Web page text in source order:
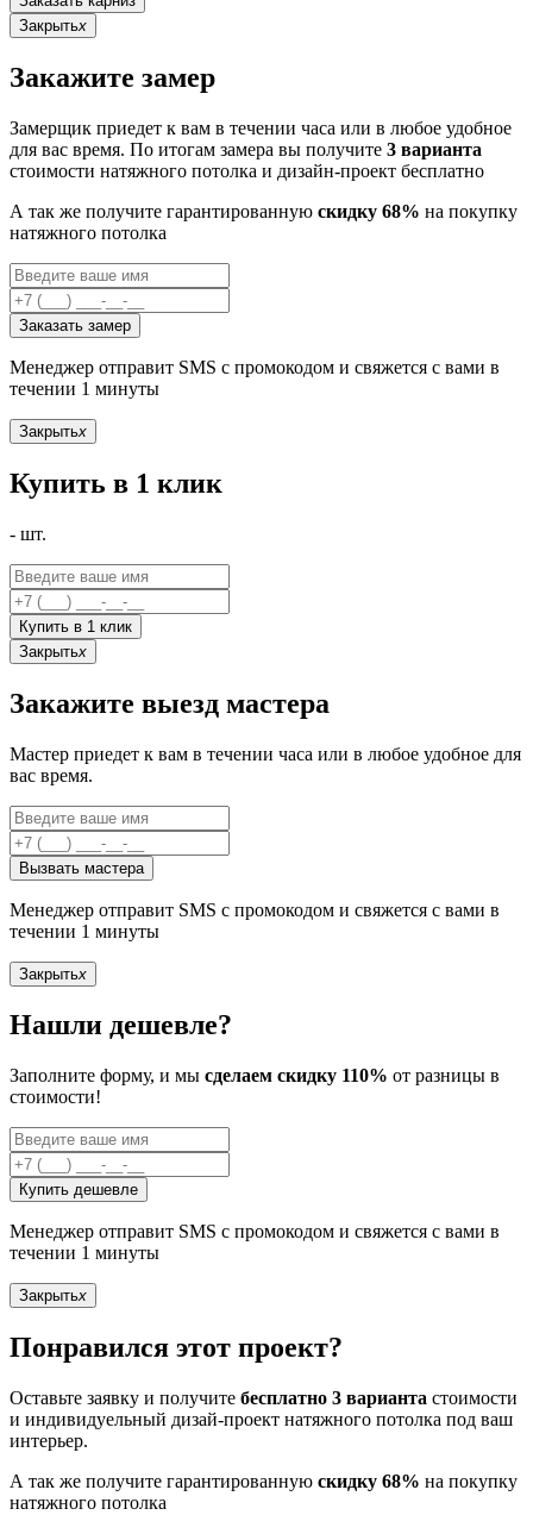
Закрытьx
Закажите замер
Замерщик приедет к вам в течении часа или в любое удобное
для вас время. По итогам замера вы получите 3 варианта
стоимости натяжного потолка и дизайн-проект бесплатно
А так же получите гарантированную скидку 68% на покупку
натяжного потолка
Заказать замер
Менеджер отправит SMS с промокодом и свяжется с вами в
течении 1 минуты
Закрытьx
Купить в 1 клик
- шт.
Купить в 1 клик
Закрытьx
Закажите выезд мастера
Мастер приедет к вам в течении часа или в любое удобное для
вас время.
Вызвать мастера
Менеджер отправит SMS с промокодом и свяжется с вами в
течении 1 минуты
Закрытьx
Нашли дешевле?
Заполните форму, и мы сделаем скидку 110% от разницы в
стоимости!
Купить дешевле
Менеджер отправит SMS с промокодом и свяжется с вами в
течении 1 минуты
Закрытьx
Понравился этот проект?
Оставьте заявку и получите бесплатно 3 варианта стоимости
и индивидуельный дизай-проект натяжного потолка под ваш
интерьер.
А так же получите гарантированную скидку 68% на покупку
натяжного потолка